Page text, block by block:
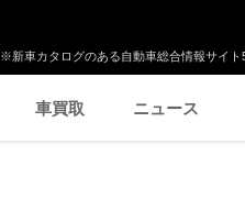
※新車カタログのある自動車総合情報サイト
車買取 ニュース